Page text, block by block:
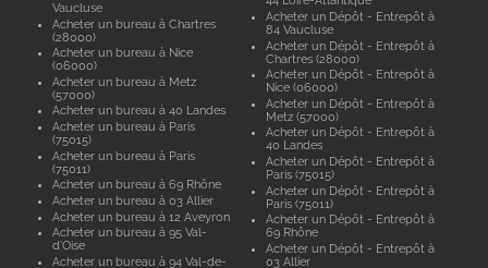
Vaucluse
Acheter un bureau à Chartres
(28000)
Acheter un bureau à Nice
(06000)
Acheter un bureau à Metz
(57000)
Acheter un bureau à 40 Landes
Acheter un bureau à Paris
(75015)
Acheter un bureau à Paris
(75011)
Acheter un bureau à 69 Rhône
Acheter un bureau à 03 Allier
Acheter un bureau à 12 Aveyron
Acheter un bureau à 95 Val-
d'Oise
Acheter un bureau à 94 Val-de-
Acheter un Dépôt - Entrepôt à
84 Vaucluse
Acheter un Dépôt - Entrepôt à
Chartres (28000)
Acheter un Dépôt - Entrepôt à
Nice (06000)
Acheter un Dépôt - Entrepôt à
Metz (57000)
Acheter un Dépôt - Entrepôt à
40 Landes
Acheter un Dépôt - Entrepôt à
Paris (75015)
Acheter un Dépôt - Entrepôt à
Paris (75011)
Acheter un Dépôt - Entrepôt à
69 Rhône
Acheter un Dépôt - Entrepôt à
03 Allier